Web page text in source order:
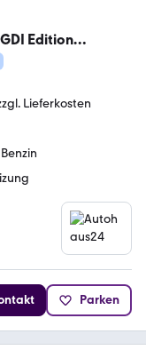
Edition
Lieferkosten
Benzin
Parken